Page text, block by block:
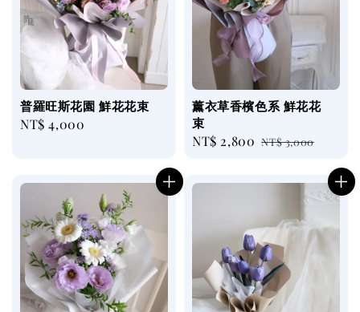
普羅旺斯花園 鮮花花束
Regular
NT$ 4,000
薰衣草香檳色系 鮮花花
束
Sale
NT$ 2,800 Regular
NT$ 3,000